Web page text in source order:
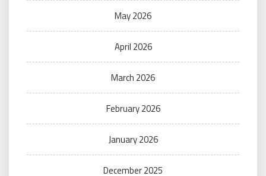
May 2026
April 2026
March 2026
February 2026
January 2026
December 2025